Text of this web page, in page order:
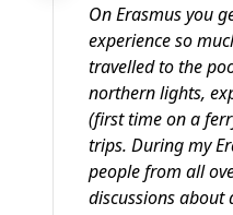
On Erasmus you
experience so
travelled to the
northern lights,
(first time on a
trips. During my
people from all
discussions